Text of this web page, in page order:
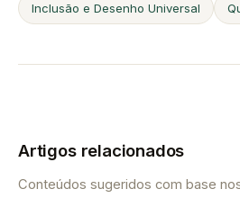
Inclusão e Desenho Universal
Artigos relacionados
Conteúdos sugeridos com base